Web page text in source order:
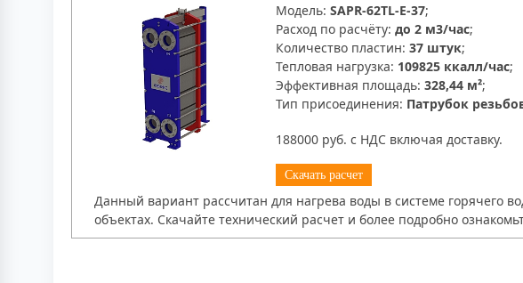
Модель: SAPR-62TL-E-37;
Расход по расчёту: до 2 м3/час;
Количество пластин: 37 штук;
Тепловая нагрузка: 109825 ккалл/час;
Эффективная площадь: 328,44 м²;
Тип присоединения: Патрубок
188000 руб. с НДС включая доставку.
Скачать расчет
Данный вариант рассчитан для нагрева воды в системе
объектах. Скачайте технический расчет и более подробно